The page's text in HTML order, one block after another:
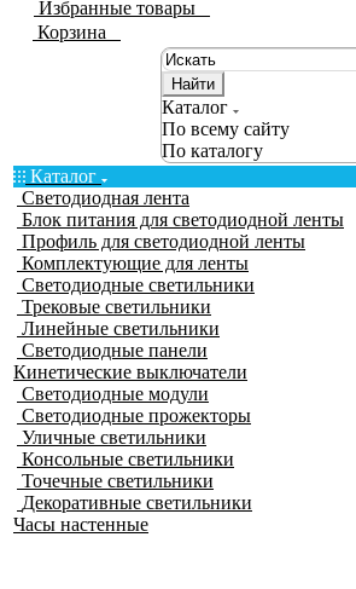
Избранные товары
Корзина
Найти
Каталог
По всему сайту
По каталогу
Каталог
Светодиодная лента
Блок питания для светодиодной ленты
Профиль для светодиодной ленты
Комплектующие для ленты
Светодиодные светильники
Трековые светильники
Линейные светильники
Светодиодные панели
Кинетические выключатели
Светодиодные модули
Светодиодные прожекторы
Уличные светильники
Консольные светильники
Точечные светильники
Декоративные светильники
Часы настенные